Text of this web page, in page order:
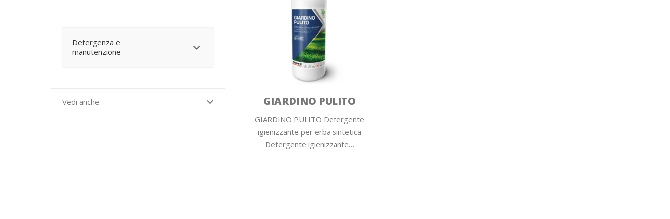
Detergenza e
manutenzione
Vedi anche: GIARDINO PULITO
GIARDINO PULITO Detergente
igienizzante per erba sintetica
Detergente igienizzante…